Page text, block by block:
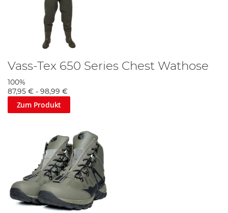
Vass-Tex 650 Series Chest Wathose
100%
87,95 € - 98,99 €
Zum Produkt